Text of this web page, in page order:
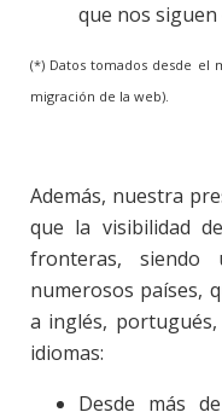
que nos siguen
(*) Datos tomados desde el
migración de la web).
Además, nuestra
que la visibilidad
fronteras, siendo
numerosos países,
a inglés,
idiomas:
Desde más de